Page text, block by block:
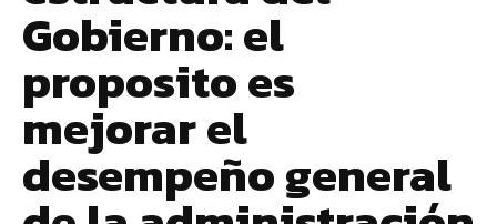
Gobierno: el
proposito es
mejorar el
desempeño general